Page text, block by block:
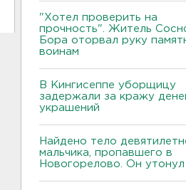
"Хотел проверить на
прочность". Житель
Бора оторвал руку
воинам
В Кингисеппе уборщицу
задержали за кражу
украшений
Найдено тело
мальчика, пропавшего в
Новогорелово. Он утонул